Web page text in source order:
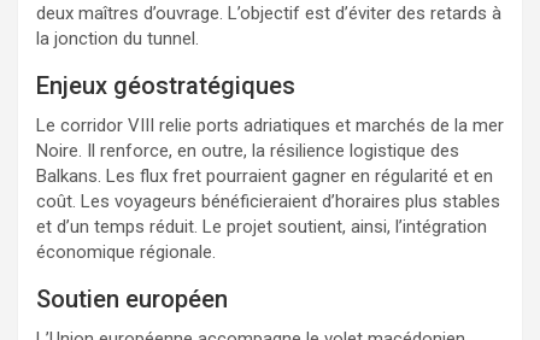
deux maîtres d’ouvrage. L’objectif est d’éviter des retards à
la jonction du tunnel.
Enjeux géostratégiques
Le corridor VIII relie ports adriatiques et marchés de la mer
Noire. Il renforce, en outre, la résilience logistique des
Balkans. Les flux fret pourraient gagner en régularité et en
coût. Les voyageurs bénéficieraient d’horaires plus stables
et d’un temps réduit. Le projet soutient, ainsi, l’intégration
économique régionale.
Soutien européen